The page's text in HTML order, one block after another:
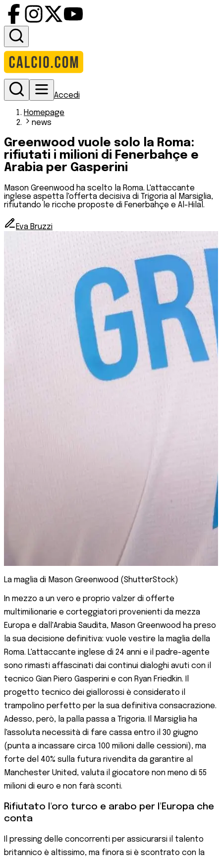
Accedi
Homepage
news
Greenwood vuole solo la Roma:
rifiutati i milioni di Fenerbahçe e
Arabia per Gasperini
Mason Greenwood ha scelto la Roma. L'attaccante
inglese aspetta l'offerta decisiva di Trigoria al Marsiglia,
rifiutando le ricche proposte di Fenerbahçe e Al-Hilal.
Eva Bruzzi
La maglia di Mason Greenwood (ShutterStock)
In mezzo a un vero e proprio valzer di offerte
multimilionarie e corteggiatori provenienti da mezza
Europa e dall'Arabia Saudita, Mason Greenwood ha preso
la sua decisione definitiva: vuole vestire la maglia della
Roma. L'attaccante inglese di 24 anni e il padre-agente
sono rimasti affascinati dai continui dialoghi avuti con il
tecnico Gian Piero Gasperini e con Ryan Friedkin. Il
progetto tecnico dei giallorossi è considerato il
trampolino perfetto per la sua definitiva consacrazione.
Adesso, però, la palla passa a Trigoria. Il Marsiglia ha
l'assoluta necessità di fare cassa entro il 30 giugno
(punta a incassare circa 100 milioni dalle cessioni), ma
forte del 40% sulla futura rivendita da garantire al
Manchester United, valuta il giocatore non meno di 55
milioni di euro e non farà sconti.
Rifiutato l'oro turco e arabo per l'Europa che
conta
Il pressing delle concorrenti per assicurarsi il talento
britannico è altissimo, ma finora si è scontrato con la